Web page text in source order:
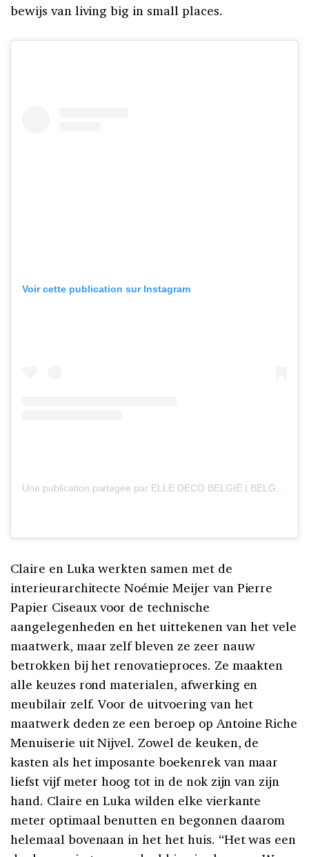
bewijs van living big in small places.
Voir cette publication sur Instagram
Claire en Luka werkten samen met de
interieurarchitecte Noémie Meijer van Pierre
Papier Ciseaux voor de technische
aangelegenheden en het uittekenen van het vele
maatwerk, maar zelf bleven ze zeer nauw
betrokken bij het renovatieproces. Ze maakten
alle keuzes rond materialen, afwerking en
meubilair zelf. Voor de uitvoering van het
maatwerk deden ze een beroep op Antoine Riche
Menuiserie uit Nijvel. Zowel de keuken, de
kasten als het imposante boekenrek van maar
liefst vijf meter hoog tot in de nok zijn van zijn
hand. Claire en Luka wilden elke vierkante
meter optimaal benutten en begonnen daarom
helemaal bovenaan in het het huis. “Het was een